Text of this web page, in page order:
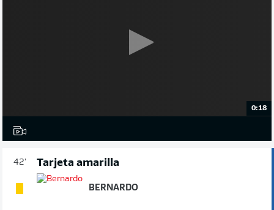
0:18
42' Tarjeta amarilla
BERNARDO